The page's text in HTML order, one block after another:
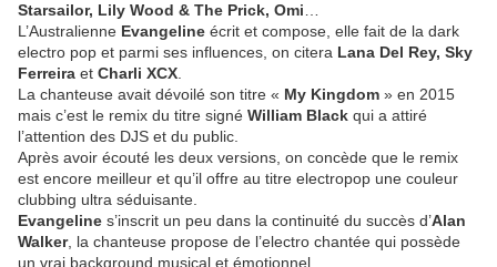
Starsailor, Lily Wood & The Prick, Omi
L’Australienne Evangeline écrit et compose, elle fait de la dark
electro pop et parmi ses influences, on citera Lana Del Rey, Sky
Ferreira et Charli XCX
La chanteuse avait dévoilé son titre « My Kingdom » en 2015
mais c’est le remix du titre signé William Black qui a attiré
l’attention des DJS et du public.
Après avoir écouté les deux versions, on concède que le remix
est encore meilleur et qu’il offre au titre electropop une couleur
clubbing ultra séduisante.
Evangeline s’inscrit un peu dans la continuité du succès d’Alan
Walker, la chanteuse propose de l’electro chantée qui possède
un vrai background musical et émotionnel.